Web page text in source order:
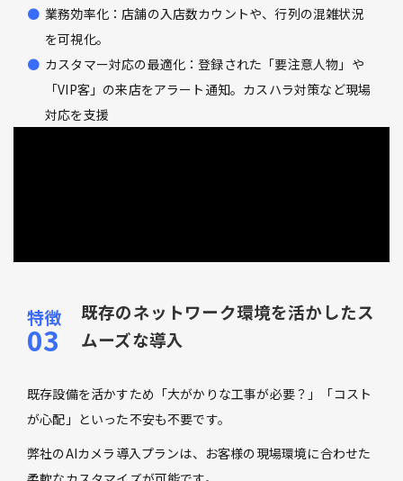
業務効率化：店舗の入店数カウントや、行列の混雑状況
を可視化。
カスタマー対応の最適化：登録された「要注意人物」や
「VIP客」の来店をアラート通知。カスハラ対策など現場
対応を支援
既存のネットワーク環境を活かしたス
ムーズな導入
既存設備を活かすため「大がかりな工事が必要？」「コスト
が心配」といった不安も不要です。
弊社のAIカメラ導入プランは、お客様の現場環境に合わせた